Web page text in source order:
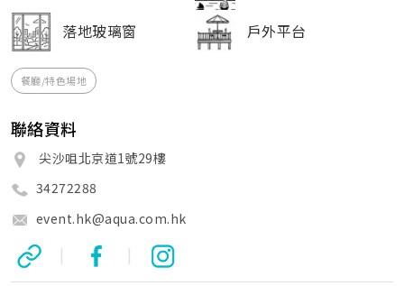
落地玻璃窗
戶外平台
餐廳/特色場地
聯絡資料
尖沙咀北京道1號29樓
34272288
event.hk@aqua.com.hk
| |